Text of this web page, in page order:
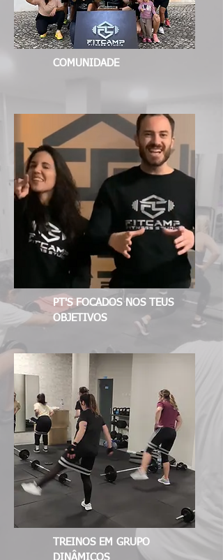
COMUNIDADE
PT'S FOCADOS NOS TEUS
OBJETIVOS
TREINOS EM GRUPO
DINÂMICOS